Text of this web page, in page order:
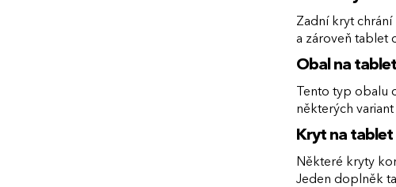
Zadní kryt
a zároveň tablet
Obal na
Tento typ obalu
některých
Kryt na tablet
Některé kryty
Jeden doplněk